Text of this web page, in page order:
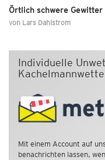
Örtlich schwere
von Lars Dahlstrom
Individuelle
Mit einem Account auf
benachrichten lassen,